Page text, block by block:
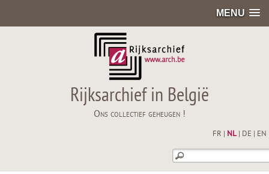
MENU
Rijksarchief in België
Ons collectief geheugen !
FR NL| DE EN